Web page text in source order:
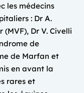
les médecins
: Dr A.
(MVF), Dr V. Civelli
de
de Marfan et
en avant la
rares et